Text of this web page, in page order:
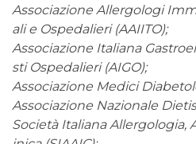
Associazione Allergologi
ali e Ospedalieri (AAIITO);
Associazione Italiana
sti Ospedalieri (AIGO);
Associazione Medici
Associazione Nazionale
Società Italiana Allergologia,